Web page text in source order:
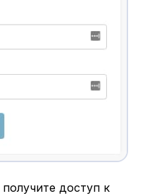
доступ к